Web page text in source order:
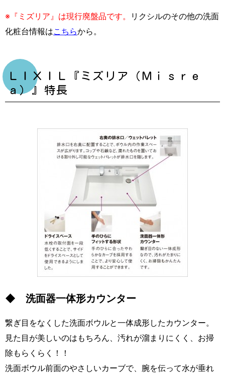
※『ミズリア』は現行廃盤品です。
リクシルのその他の洗面
化粧台情報はこちらから。
ＬＩＸＩＬ『ミズリア（Ｍｉｓｒｅ
ａ）』特長
◆ 洗面器一体形カウンター
繋ぎ目をなくした洗面ボウルと一体成形したカウンター。
見た目が美しいのはもちろん、汚れが溜まりにくく、お掃
除もらくらく！！
洗面ボウル前面のやさしいカーブで、腕を伝って水が垂れ